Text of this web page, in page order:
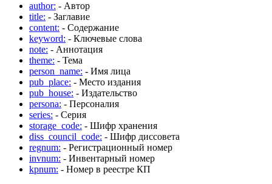
author: - Автор
title: - Заглавие
content: - Содержание
keyword: - Ключевые слова
note: - Аннотация
theme: - Тема
person_name: - Имя лица
pub_place: - Место издания
pub_house: - Издательство
persona: - Персоналия
series: - Серия
storage_code: - Шифр хранения
diss_council_code: - Шифр диссовета
regnum: - Регистрационный номер
invnum: - Инвентарный номер
kpnum: - Номер в реестре КП